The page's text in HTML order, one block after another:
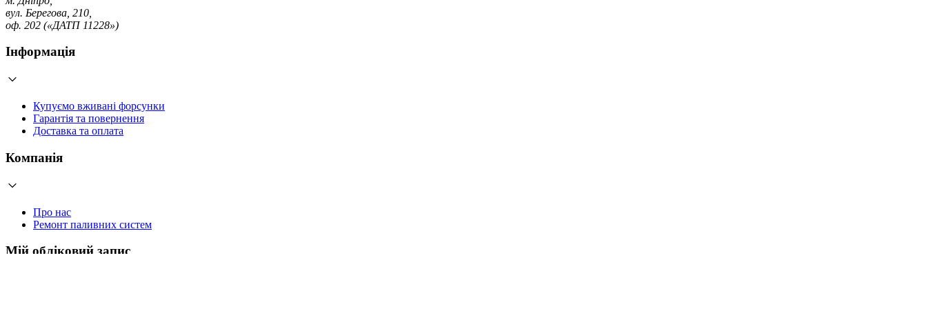
вул. Берегова, 210,
оф. 202 («ДАТП 11228»)
Інформація
Купуємо вживані форсунки
Гарантія та повернення
Доставка та оплата
Компанія
Про нас
Ремонт паливних систем
Мій обліковий запис